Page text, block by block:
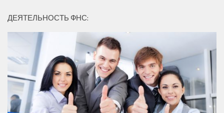
ДЕЯТЕЛЬНОСТЬ ФНС: